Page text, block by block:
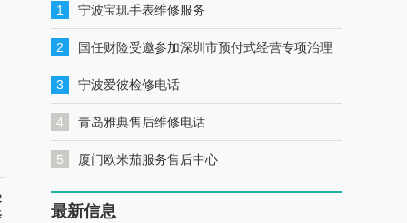
1 宁波宝玑手表维修服务
2 国任财险受邀参加深圳市预付式经营专项治理
工作推进会暨预付式经营领域保险签约仪式
3 宁波爱彼检修电话
4 青岛雅典售后维修电话
5 厦门欧米茄服务售后中心
最新信息